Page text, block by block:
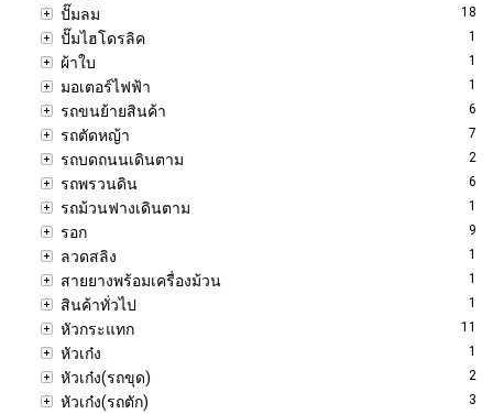
ปั๊มลม 18
ปั๊มไฮโดรลิค 1
ผ้าใบ 1
มอเตอร์ไฟฟ้า 1
รถขนย้ายสินค้า 6
รถตัดหญ้า 7
รถบดถนนเดินตาม 2
รถพรวนดิน 6
รถม้วนฟางเดินตาม 1
รอก 9
ลวดสลิง 1
สายยางพร้อมเครื่องม้วน 1
สินค้าทั่วไป 1
หัวกระแทก 11
หัวเก๋ง 1
หัวเก๋ง(รถขุด) 2
หัวเก๋ง(รถตัก) 3